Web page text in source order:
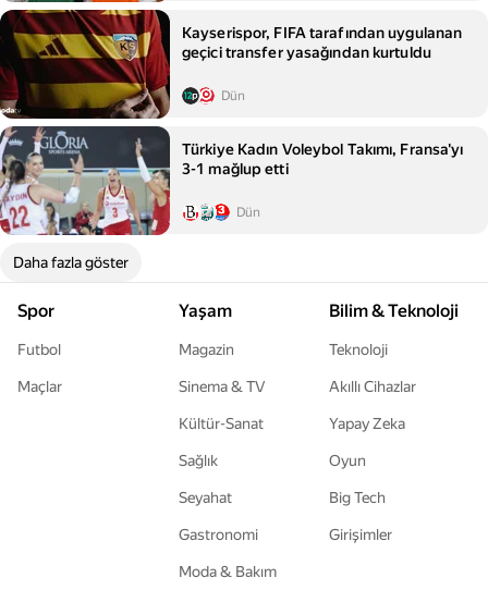
Kayserispor, FIFA tarafından uygulanan
geçici transfer yasağından kurtuldu
Dün
Türkiye Kadın Voleybol Takımı, Fransa'yı
3-1 mağlup etti
Dün
Daha fazla göster
Spor
Futbol
Maçlar
Yaşam
Magazin
Sinema & TV
Kültür-Sanat
Sağlık
Seyahat
Gastronomi
Moda & Bakım
Bilim & Teknoloji
Teknoloji
Akıllı Cihazlar
Yapay Zeka
Oyun
Big Tech
Girişimler